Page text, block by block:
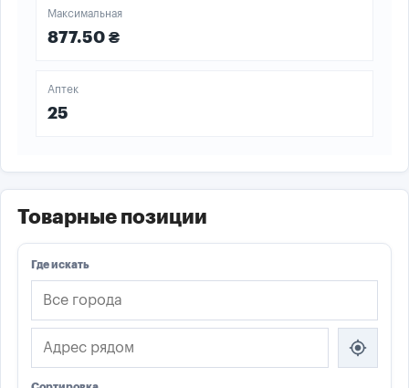
Максимальная
877.50 ₴
Аптек
25
Товарные позиции
Где искать
my_location